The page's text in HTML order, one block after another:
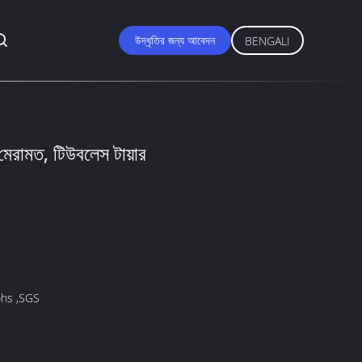
উদ্ধৃতির জন্য আবেদন BENGALI
টিউবলেস টায়ার
,SGS